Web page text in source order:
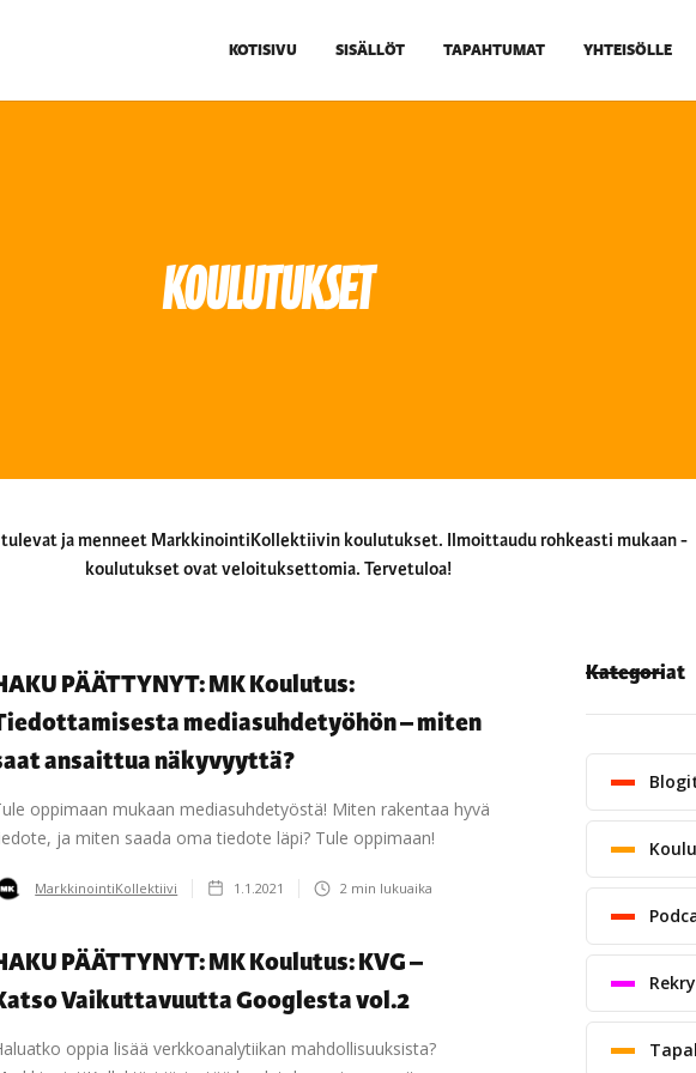
KOTISIVU SISÄLLÖT TAPAHTUMAT YHTEISÖLLE
Koulutukset
ja menneet MarkkinointiKollektiivin koulutukset. Ilmoittaudu rohkeasti mukaan -
koulutukset ovat veloituksettomia. Tervetuloa!
PÄÄTTYNYT: MK Koulutus:
mediasuhdetyöhön – miten
ansaittua näkyvyyttä?
oppimaan mukaan mediasuhdetyöstä! Miten rakentaa hyvä
ja miten saada oma tiedote läpi? Tule oppimaan!
MarkkinointiKollektiivi 1.1.2021 2 min lukuaika
PÄÄTTYNYT: MK Koulutus: KVG –
Vaikuttavuutta Googlesta vol.2
oppia lisää verkkoanalytiikan mahdollisuuksista?
Kategoriat
Rekry